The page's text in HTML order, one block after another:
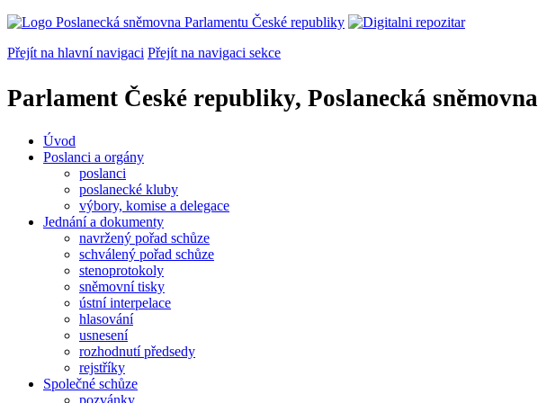
Přejít na hlavní navigaci Přejít na navigaci sekce
Parlament České republiky, Poslanecká sněmovna
Úvod
Poslanci a orgány
poslanci
poslanecké kluby
výbory, komise a delegace
Jednání a dokumenty
navržený pořad schůze
schválený pořad schůze
stenoprotokoly
sněmovní tisky
ústní interpelace
hlasování
usnesení
rozhodnutí předsedy
rejstříky
Společné schůze
pozvánky